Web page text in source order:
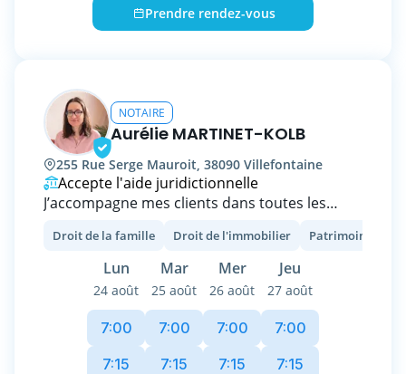
Prendre rendez-vous
NOTAIRE
Aurélie MARTINET-KOLB
255 Rue Serge Mauroit, 38090 Villefontaine
Accepte l'aide juridictionnelle
J’accompagne mes clients dans toutes les
acquisition, vente, séparation, transmission,
décès, … ), avec rigueur et bienveillance.
n'hésitez pas à m'appeler si aucun horaire ne
vous convient.
Droit de la famille Droit de l'immobilier Patrimoine et
Lun Mar Mer Jeu
24 août 25 août 26 août 27 août
7:00
7:15
7:00
7:15
7:00
7:15
7:00
7:15